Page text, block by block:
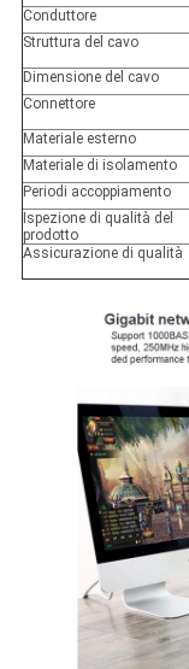
Conduttore
Struttura del cavo
Dimensione del cavo
Connettore
Materiale esterno
Materiale di isolamento
Periodi accoppiamento
Ispezione di qualità del
prodotto
Assicurazione di qualità